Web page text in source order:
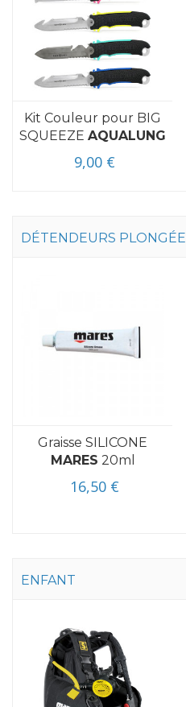
Kit Couleur pour BIG
SQUEEZE AQUALUNG
9,00 €
DÉTENDEURS PLONGÉE
Graisse SILICONE
MARES 20ml
16,50 €
ENFANT